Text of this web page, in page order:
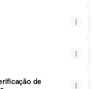
de